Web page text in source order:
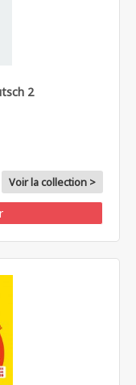
2
Voir la collection >